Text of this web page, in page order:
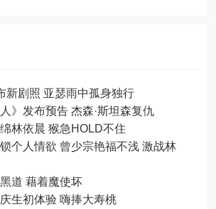
新剧照 亚瑟雨中孤身独行
》发布预告 杰森·斯坦森复仇
绵林依晨 猴急HOLD不住
个人情欲 曾少宗艳福不浅 激战林
黑道 藉着魔使坏
庆生初体验 嗨捧大寿桃